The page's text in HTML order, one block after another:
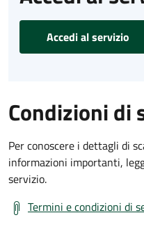
Accedi al servizio
Condizioni di
Per conoscere i dettagli di
informazioni importanti,
servizio.
Termini e condizioni di